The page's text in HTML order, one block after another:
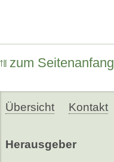
zum Seitenanfang
Übersicht Kontakt
Herausgeber